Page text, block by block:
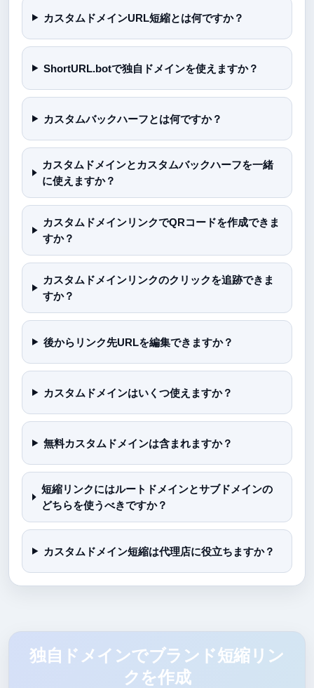
カスタムドメインURL短縮とは何ですか？
ShortURL.botで独自ドメインを使えますか？
カスタムバックハーフとは何ですか？
カスタムドメインとカスタムバックハーフを一緒
に使えますか？
カスタムドメインリンクでQRコードを作成できま
すか？
カスタムドメインリンクのクリックを追跡できま
すか？
後からリンク先URLを編集できますか？
カスタムドメインはいくつ使えますか？
無料カスタムドメインは含まれますか？
短縮リンクにはルートドメインとサブドメインの
どちらを使うべきですか？
カスタムドメイン短縮は代理店に役立ちますか？
独自ドメインでブランド短縮リン
クを作成